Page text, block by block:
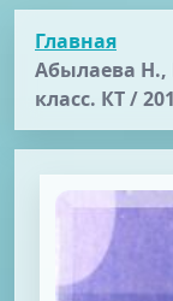
Главная
Абылаева Н.,
класс. КТ /